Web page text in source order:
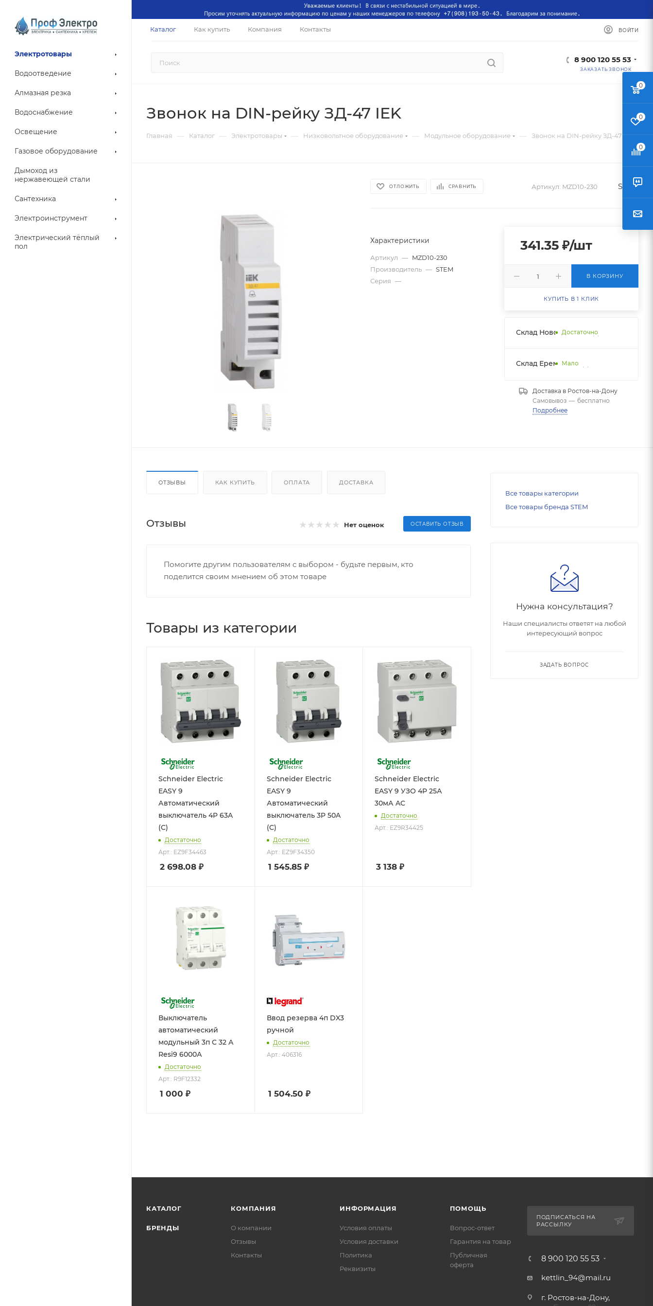
Каталог Как купить Компания Контакты ВОЙТИ
8 900 120 55 53
ЗАКАЗАТЬ ЗВОНОК
Электротовары
Водоотведение
Алмазная резка
Водоснабжение
Освещение
Газовое оборудование
Дымоход из
нержавеющей стали
Сантехника
Электроинструмент
Электрический тёплый
пол
Звонок на DIN-рейку ЗД-47 IEK
Главная — Каталог — Электротовары — Низковольтное оборудование — Модульное оборудование — Звонок на DIN-рейку ЗД-47 IEK
ОТЛОЖИТЬ СРАВНИТЬ Артикул: MZD10-230 STEM
Характеристики
Артикул — MZD10-230
Производитель — STEM
Серия —
341.35 ₽/шт
В КОРЗИНУ
КУПИТЬ В 1 КЛИК
Склад Новобатайск НДС
Достаточно
Склад Еременко НДС
Мало
Доставка в Ростов-на-Дону
Самовывоз — бесплатно
Подробнее
ОТЗЫВЫ КАК КУПИТЬ ОПЛАТА ДОСТАВКА
Отзывы Нет оценок ОСТАВИТЬ ОТЗЫВ
Помогите другим пользователям с выбором - будьте первым, кто
поделится своим мнением об этом товаре
Товары из категории
Schneider Electric
EASY 9
Автоматический
выключатель 4P 63A
(C)
Достаточно
Арт.: EZ9F34463
2 698.08 ₽
Schneider Electric
EASY 9
Автоматический
выключатель 3P 50A
(C)
Достаточно
Арт.: EZ9F34350
1 545.85₽
Schneider Electric
EASY 9 УЗО 4P 25А
30мА AC
Достаточно
Арт.: EZ9R34425
3 138 ₽
Выключатель
автоматический
модульный 3п C 32 А
Resi9 6000А
Достаточно
Арт.: R9F12332
1 000 ₽
Ввод резерва 4п DX3
ручной
Достаточно
Арт.: 406316
1 504.50 ₽
Все товары категории
Все товары бренда STEM
Нужна консультация?
Наши специалисты ответят на любой
интересующий вопрос
ЗАДАТЬ ВОПРОС
КАТАЛОГ
БРЕНДЫ
КОМПАНИЯ
О компании
Отзывы
Контакты
ИНФОРМАЦИЯ
Условия оплаты
Условия доставки
Политика
Реквизиты
ПОМОЩЬ
Вопрос-ответ
Гарантия на товар
Публичная
оферта
ПОДПИСАТЬСЯ НА
РАССЫЛКУ
8 900 120 55 53
kettlin_94@mail.ru
г. Ростов-на-Дону,
0
0
0